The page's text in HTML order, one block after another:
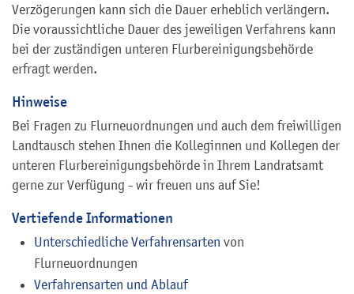
Verzögerungen kann sich die Dauer erheblich verlängern.
Die voraussichtliche Dauer des jeweiligen Verfahrens kann
bei der zuständigen unteren Flurbereinigungsbehörde
erfragt werden.
Hinweise
Bei Fragen zu Flurneuordnungen und auch dem freiwilligen
Landtausch stehen Ihnen die Kolleginnen und Kollegen der
unteren Flurbereinigungsbehörde in Ihrem Landratsamt
gerne zur Verfügung - wir freuen uns auf Sie!
Vertiefende Informationen
Unterschiedliche Verfahrensarten von
Flurneuordnungen
Verfahrensarten und Ablauf